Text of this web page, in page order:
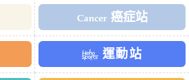
癌症站
運動站